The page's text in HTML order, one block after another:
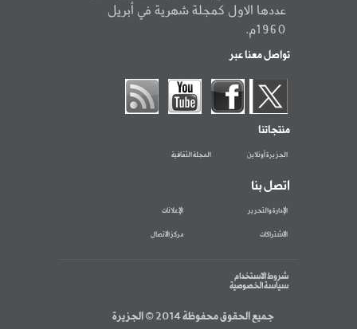
عددها الاول كمجلة شهرية في أبريل
1960م.
تواصل معنا عبر
منتجاتنا
الجزيرة أونلاين المجلة الثقافية
اتصل بنا
الإدارة والتحرير الإعلانات
الاشتراكات مركز الاتصال
شروط الاستخدام
سياسة الخصوصية
جميع الحقوق محفوظة 2014 © الجزيرة